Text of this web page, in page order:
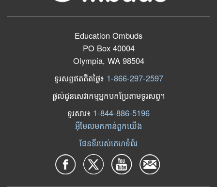
Education Ombuds
PO Box 40004
Olympia, WA 98504
ទូរសព្ទឥតគិតថ្លៃ៖ 1-866-297-2597
ផ្តល់ជូនសេវាកម្មអ្នកបកប្រែតាមទូរសព្ទ។
ទូរសារ​៖ 1-844-886-5196
អ៊ីមែលមកកាន់ពួកយើង
ផែនទីរបស់គេហទំព័រ